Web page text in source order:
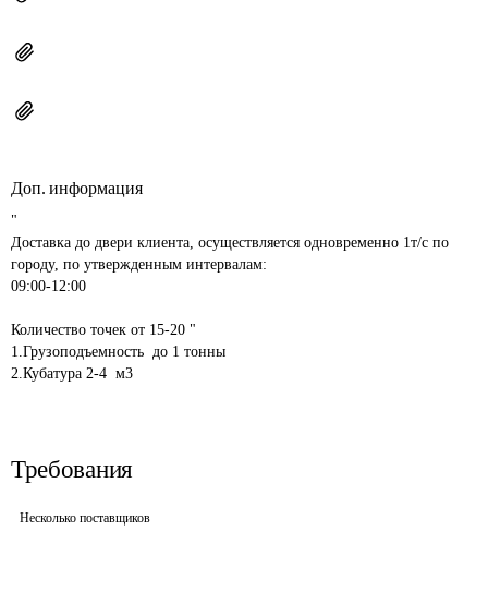
Доп. информация
"
Доставка до двери клиента, осуществляется одновременно 1т/с по
городу, по утвержденным интервалам:
09:00-12:00
Количество точек от 15-20 "
1.Грузоподъемность  до 1 тонны
Требования
Несколько поставщиков